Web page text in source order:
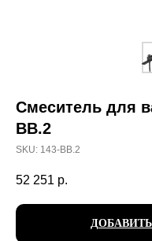
Смеситель для
BB.2
SKU: 143-BB.2
52 251 р.